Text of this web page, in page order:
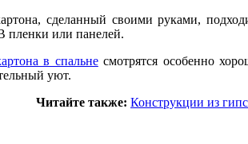
сделанный своими руками,
пленки или панелей.
в спальнесмотрятся особенно
уют.
Читайте также: Конструкции из